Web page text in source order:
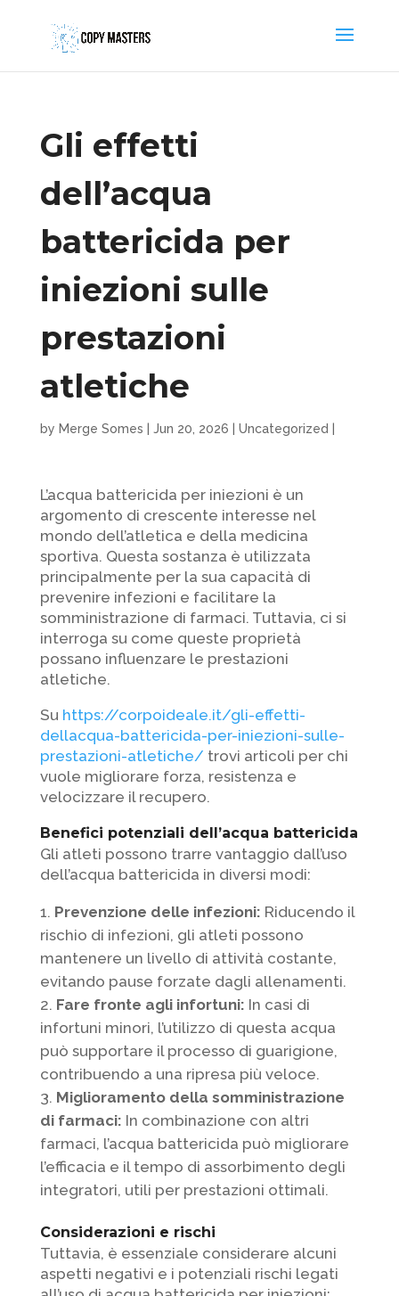
Gli effetti
dell’acqua
battericida per
iniezioni sulle
prestazioni
atletiche
by Merge Somes Jun 20, 2026 Uncategorized
L’acqua battericida per iniezioni è un
argomento di crescente interesse nel
mondo dell’atletica e della medicina
sportiva. Questa sostanza è utilizzata
principalmente per la sua capacità di
prevenire infezioni e facilitare la
somministrazione di farmaci. Tuttavia, ci si
interroga su come queste proprietà
possano influenzare le prestazioni
atletiche.
Su https://corpoideale.it/gli-effetti-
dellacqua-battericida-per-iniezioni-sulle-
prestazioni-atletiche/ trovi articoli per chi
vuole migliorare forza, resistenza e
velocizzare il recupero.
Benefici potenziali dell’acqua battericida
Gli atleti possono trarre vantaggio dall’uso
dell’acqua battericida in diversi modi:
Prevenzione delle infezioni: Riducendo il
rischio di infezioni, gli atleti possono
mantenere un livello di attività costante,
evitando pause forzate dagli allenamenti.
Fare fronte agli infortuni: In casi di
infortuni minori, l’utilizzo di questa acqua
può supportare il processo di guarigione,
contribuendo a una ripresa più veloce.
Miglioramento della somministrazione
di farmaci: In combinazione con altri
farmaci, l’acqua battericida può migliorare
l’efficacia e il tempo di assorbimento degli
integratori, utili per prestazioni ottimali.
Considerazioni e rischi
Tuttavia, è essenziale considerare alcuni
aspetti negativi e i potenziali rischi legati